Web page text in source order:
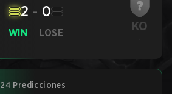
WIN
2 - 0
LOSE KO
-
24 Predicciones